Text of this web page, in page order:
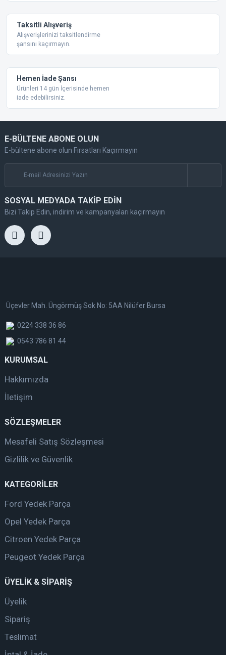
Taksitli Alışveriş
Alışverişlerinizi taksitlendirme
şansını kaçırmayın.
Hemen İade Şansı
Ürünleri 14 gün İçerisinde hemen
iade edebilirsiniz.
E-BÜLTENE ABONE OLUN
E-bültene abone olun Fırsatları Kaçırmayın
SOSYAL MEDYADA TAKİP EDİN
Bizi Takip Edin, indirim ve kampanyaları kaçırmayın
Üçevler Mah. Üngörmüş Sok No: 5AA Nilüfer Bursa
0224 338 36 86
0543 786 81 44
KURUMSAL
Hakkımızda
İletişim
SÖZLEŞMELER
Mesafeli Satış Sözleşmesi
Gizlilik ve Güvenlik
KATEGORİLER
Ford Yedek Parça
Opel Yedek Parça
Citroen Yedek Parça
Peugeot Yedek Parça
ÜYELİK & SİPARİŞ
Üyelik
Sipariş
Teslimat